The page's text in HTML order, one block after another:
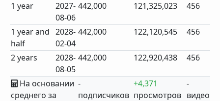
1 year
2027-
08-06
442,000 121,325,023 456
1 year and
half
2028-
02-04
442,000 122,120,545 456
2 years
2028-
08-05
442,000 122,920,438 456
На основании
среднего за
-
подписчиков
+4,371
просмотров
-
видео